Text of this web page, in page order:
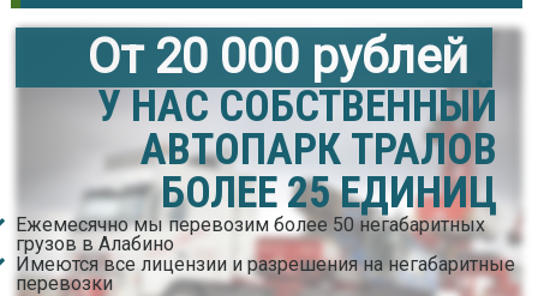
От 20 000 рублей
У НАС СОБСТВЕННЫЙ
АВТОПАРК ТРАЛОВ
БОЛЕЕ 25 ЕДИНИЦ
Ежемесячно мы перевозим более 50 негабаритных
грузов в Алабино
Имеются все лицензии и разрешения на негабаритные
перевозки